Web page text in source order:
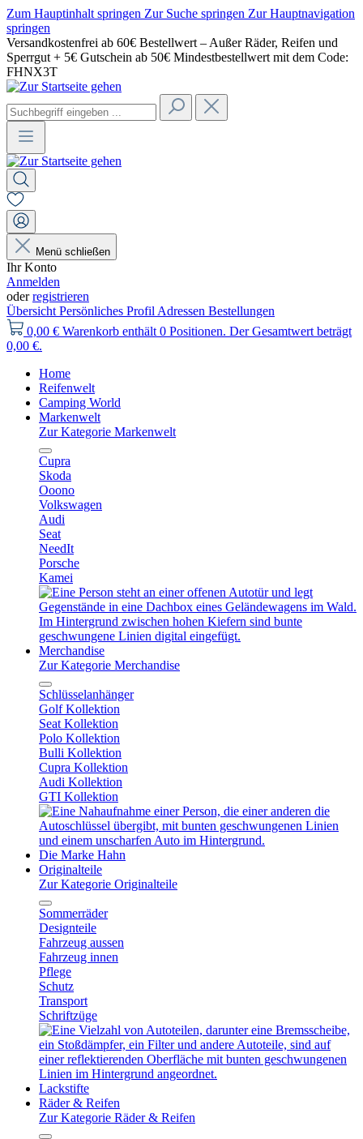
Zum Hauptinhalt springen Zur Suche springen Zur Hauptnavigation
springen
Versandkostenfrei ab 60€ Bestellwert – Außer Räder, Reifen und
Sperrgut + 5€ Gutschein ab 50€ Mindestbestellwert mit dem Code:
FHNX3T
Menü schließen
Ihr Konto
Anmelden
oderregistrieren
Übersicht Persönliches Profil Adressen Bestellungen
0,00 € Warenkorb enthält 0 Positionen. Der Gesamtwert beträgt
0,00 €.
Home
Reifenwelt
Camping World
Markenwelt
Zur Kategorie Markenwelt
Cupra
Skoda
Ooono
Volkswagen
Audi
Seat
NeedIt
Porsche
Kamei
Merchandise
Zur Kategorie Merchandise
Schlüsselanhänger
Golf Kollektion
Seat Kollektion
Polo Kollektion
Bulli Kollektion
Cupra Kollektion
Audi Kollektion
GTI Kollektion
Die Marke Hahn
Originalteile
Zur Kategorie Originalteile
Sommerräder
Designteile
Fahrzeug aussen
Fahrzeug innen
Pflege
Schutz
Transport
Schriftzüge
Lackstifte
Räder & Reifen
Zur Kategorie Räder & Reifen